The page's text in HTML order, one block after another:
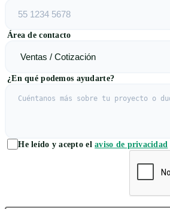
Área de contacto
¿En qué podemos ayudarte?
He leído y acepto elaviso de privacidad